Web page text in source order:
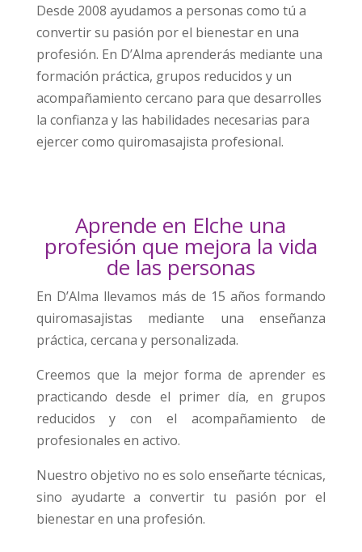
Desde 2008 ayudamos a personas como tú a
convertir su pasión por el bienestar en una
profesión. En D’Alma aprenderás mediante una
formación práctica, grupos reducidos y un
acompañamiento cercano para que desarrolles
la confianza y las habilidades necesarias para
ejercer como quiromasajista profesional.
Aprende en Elche una
profesión que mejora la vida
de las personas
En D’Alma llevamos más de 15 años formando
quiromasajistas mediante una enseñanza
práctica, cercana y personalizada.
Creemos que la mejor forma de aprender es
practicando desde el primer día, en grupos
reducidos y con el acompañamiento de
profesionales en activo.
Nuestro objetivo no es solo enseñarte técnicas,
sino ayudarte a convertir tu pasión por el
bienestar en una profesión.